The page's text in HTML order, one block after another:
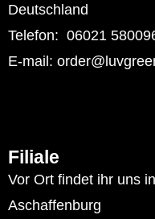
Deutschland
Telefon: 06021
E-mail:
Filiale
Vor Ort findet ihr uns
Aschaffenburg